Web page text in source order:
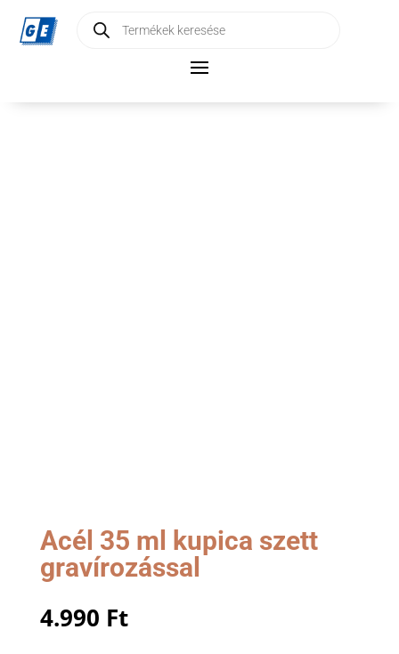
search
Acél 35 ml kupica szett
gravírozással
4.990 Ft